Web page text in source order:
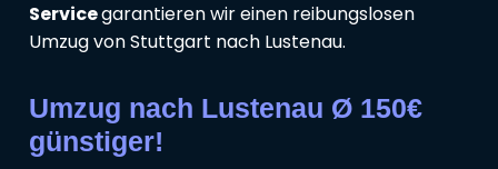
Servicegarantieren wir einen reibungslosen
Umzug von Stuttgart nach Lustenau.
Umzug nach Lustenau Ø 150€
günstiger!